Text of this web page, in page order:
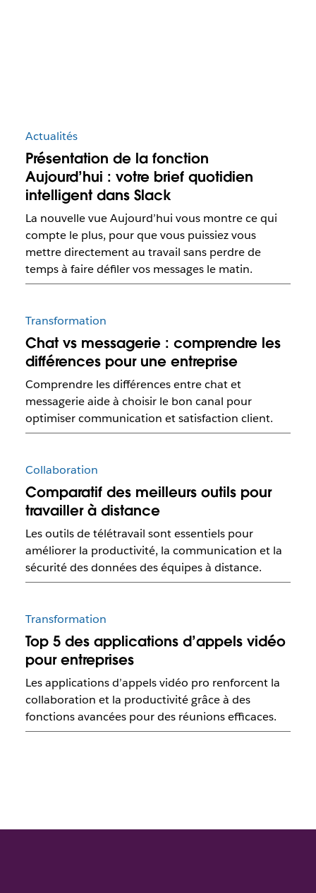
Actualités
Présentation de la fonction
Aujourd’hui : votre brief quotidien
intelligent dans Slack
La nouvelle vue Aujourd’hui vous montre ce qui
compte le plus, pour que vous puissiez vous
mettre directement au travail sans perdre de
temps à faire défiler vos messages le matin.
Transformation
Chat vs messagerie : comprendre les
différences pour une entreprise
Comprendre les différences entre chat et
messagerie aide à choisir le bon canal pour
optimiser communication et satisfaction client.
Collaboration
Comparatif des meilleurs outils pour
travailler à distance
Les outils de télétravail sont essentiels pour
améliorer la productivité, la communication et la
sécurité des données des équipes à distance.
Transformation
Top 5 des applications d’appels vidéo
pour entreprises
Les applications d’appels vidéo pro renforcent la
collaboration et la productivité grâce à des
fonctions avancées pour des réunions efficaces.